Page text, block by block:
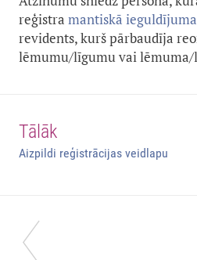
reģistra mantiskā
revidents, kurš pārbaudīja
lēmumu/līgumu vai
Tālāk
Aizpildi reģistrācijas veidlapu